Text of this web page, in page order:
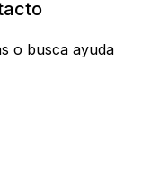
o busca ayuda